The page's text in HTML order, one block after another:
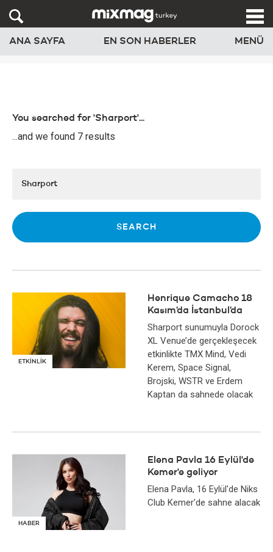
ANA SAYFA EN SON HABERLER MENÜ
You searched for 'Sharport'...
...and we found 7 results
ETKİNLİK
Henrique Camacho 18
Kasım’da İstanbul’da
Sharport sunumuyla Dorock
XL Venue’de gerçekleşecek
etkinlikte TMX Mind, Vedi
Kerem, Space Signal,
Brojski, WSTR ve Erdem
Kaptan da sahnede olacak
HABER
Elena Pavla 16 Eylül'de
Kemer'e geliyor
Elena Pavla, 16 Eylül'de Niks
Club Kemer'de sahne alacak